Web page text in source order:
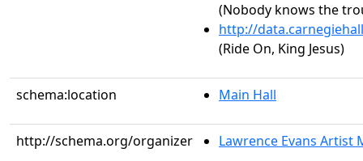
(Nobody knows the
http://
(Ride On, King Jesus)
schema:location Main Hall
http://schema.org/organizer Lawrence Evans Artist